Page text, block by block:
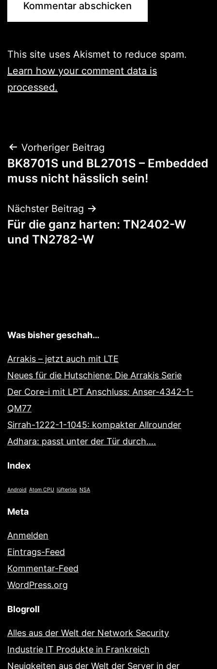
This site uses Akismet to reduce spam.
Learn how your comment data is
processed.
Beitragsnavigation
Vorheriger Beitrag
BK8701S und BL2701S – Embedded
muss nicht hässlich sein!
Nächster Beitrag
Für die ganz harten: TN2402-W
und TN2782-W
Was bisher geschah…
Arrakis – jetzt auch mit LTE
Neues für die Hutschiene: Die Arrakis Serie
Der Core-i mit LPT Anschluss: Anser-4342-1-
QM77
Sirrah-1222-1-1045: kompakter Allrounder
Adhara: passt unter der Tür durch….
Index
Android Atom CPU lüfterlos NSA
Meta
Anmelden
Eintrags-Feed
Kommentar-Feed
WordPress.org
Blogroll
Alles aus der Welt der Network Security
Industrie IT Produkte in Frankreich
Neuigkeiten aus der Welt der Server in der